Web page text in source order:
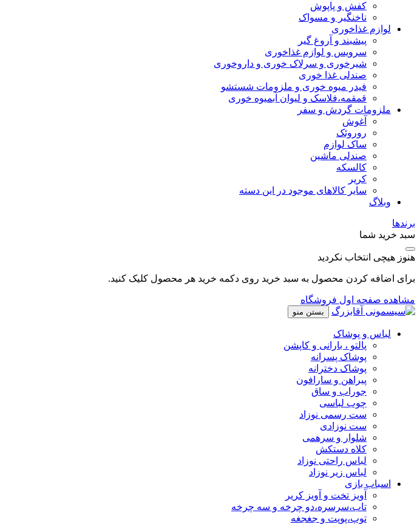
کفش و پاپوش
ناخنگیر و مسواک
لوازم غذاخوری
پیشبند و آروغ گیر
سرویس و لوازم غذاخوری
شیرخوری و سرلاک خوری و داروخوری
صندلی غذا خوری
فیدر میوه خوری و ملزومات شستشو
قمقمه،فلاسک و لیوان آبمیوه خوری
ملزومات گردش و سفر
آغوش
روروئک
ساک لوازم
صندلی ماشین
کالسکه
کریر
سایر کالاهای موجود در این دسته
وبلاگ
برندها
سبد خرید شما
هنوز هیچی انتخاب نکردید
برای اضافه کردن محصول به سبد خرید روی دکمه خرید هر محصول کلیک کنید.
مشاهده صفحه اول فروشگاه
بستن منو
لباس و پوشاک
پالتو ، بارانی و کاپشن
پوشاک پسرانه
پوشاک دخترانه
پیراهن و سارافون
جوراب و ساق
چوب لباسی
ست رسمی نوزاد
ست نوزادی
شلوار و سرهمی
کلاه دستکش
لباس راحتی نوزاد
لباس زیر نوزاد
اسباب بازی
آویز تخت و آویز کریر
تاب،سرسره،دو چرخه و سه چرخه
توپ،پوپت و جغجغه